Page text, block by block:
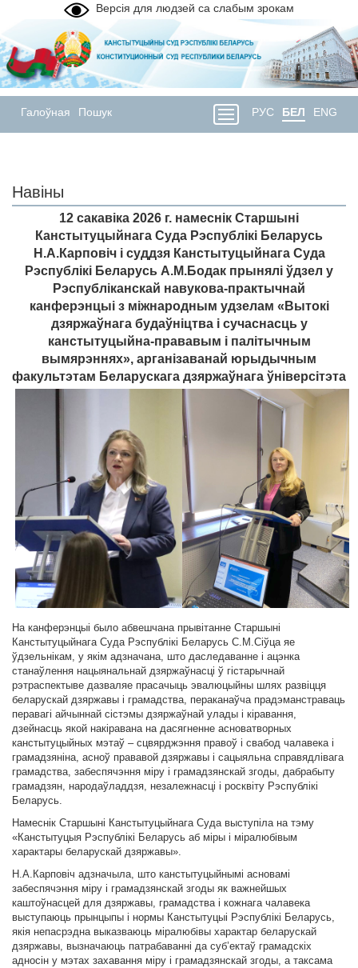
Версія для людзей са слабым зрокам
Галоўная Пошук РУС БЕЛ ENG
Навіны
12 сакавіка 2026 г. намеснік Старшыні
Канстытуцыйнага Суда Рэспублікі Беларусь
Н.А.Карповіч і суддзя Канстытуцыйнага Суда
Рэспублікі Беларусь А.М.Бодак прынялі ўдзел у
Рэспубліканскай навукова-практычнай
канферэнцыі з міжнародным удзелам «Вытокі
дзяржаўнага будаўніцтва і сучаснасць у
канстытуцыйна-прававым і палітычным
вымярэннях», арганізаванай юрыдычным
факультэтам Беларускага дзяржаўнага ўніверсітэта
На канферэнцыі было абвешчана прывітанне Старшыні
Канстытуцыйнага Суда Рэспублікі Беларусь С.М.Сіўца яе
ўдзельнікам, у якім адзначана, што даследаванне і ацэнка
станаўлення нацыянальнай дзяржаўнасці ў гістарычнай
рэтраспектыве дазваляе прасачыць эвалюцыйны шлях развіцця
беларускай дзяржавы і грамадства, пераканаўча прадэманстраваць
перавагі айчыннай сістэмы дзяржаўнай улады і кіравання,
дзейнасць якой накіравана на дасягненне асноватворных
канстытуцыйных мэтаў – сцвярджэння правоў і свабод чалавека і
грамадзяніна, асноў прававой дзяржавы і сацыяльна справядлівага
грамадства, забеспячэння міру і грамадзянскай згоды, дабрабыту
грамадзян, народаўладдзя, незалежнасці і росквіту Рэспублікі
Беларусь.
Намеснік Старшыні Канстытуцыйнага Суда выступіла на тэму
«Канстытуцыя Рэспублікі Беларусь аб міры і міралюбівым
характары беларускай дзяржавы».
Н.А.Карповіч адзначыла, што канстытуцыйнымі асновамі
забеспячэння міру і грамадзянскай згоды як важнейшых
каштоўнасцей для дзяржавы, грамадства і кожнага чалавека
выступаюць прынцыпы і нормы Канстытуцыі Рэспублікі Беларусь,
якія непасрэдна выказваюць міралюбівы характар беларускай
дзяржавы, вызначаюць патрабаванні да суб’ектаў грамадскіх
адносін у мэтах захавання міру і грамадзянскай згоды, а таксама